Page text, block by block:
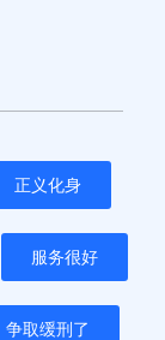
正义化身
服务很好
争取缓刑了